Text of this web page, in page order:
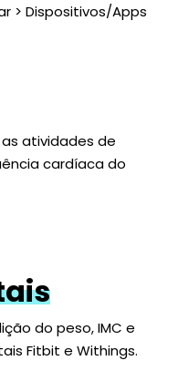
> Dispositivos/Apps
atividades de
cardíaca do
do peso, IMC e
Fitbit e Withings.